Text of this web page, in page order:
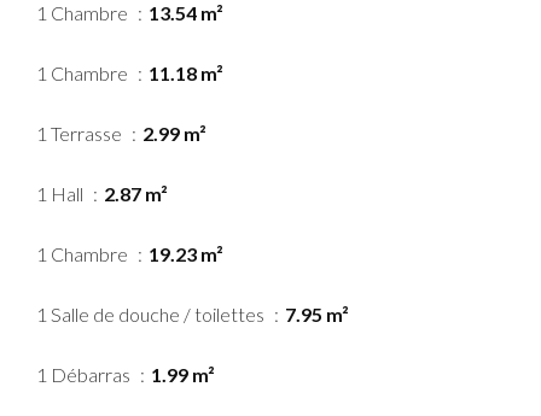
1 Chambre 13.54 m²
1 Chambre 11.18 m²
1 Terrasse 2.99 m²
1 Hall 2.87 m²
1 Chambre 19.23 m²
1 Salle de douche / toilettes 7.95 m²
1 Débarras 1.99 m²